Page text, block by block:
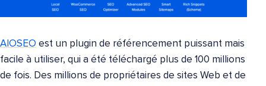
AIOSEO est un plugin de référencement puissant mais
facile à utiliser, qui a été téléchargé plus de 100 millions
de fois. Des millions de propriétaires de sites Web et de